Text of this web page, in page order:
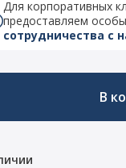
Для корпоративных
предоставляем
сотрудничества с
В